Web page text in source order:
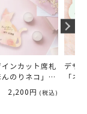
インカット席札
んのりネコ」
部1セット）
2,200円 (税込)
デザ
「ネ